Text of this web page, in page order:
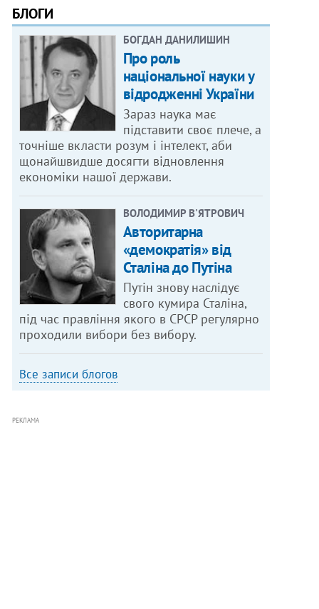
БЛОГИ
БОГДАН ДАНИЛИШИН
Про роль
національної науки у
відродженні України
Зараз наука має
підставити своє плече, а
точніше вкласти розум і інтелект, аби
щонайшвидше досягти відновлення
економіки нашої держави.
ВОЛОДИМИР В'ЯТРОВИЧ
Авторитарна
«демократія» від
Сталіна до Путіна
Путін знову наслідує
свого кумира Сталіна,
під час правління якого в СРСР регулярно
проходили вибори без вибору.
Все записи блогов
РЕКЛАМА